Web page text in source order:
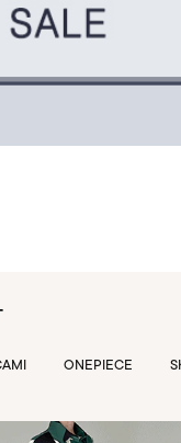
SKIRTS OUTWEAR